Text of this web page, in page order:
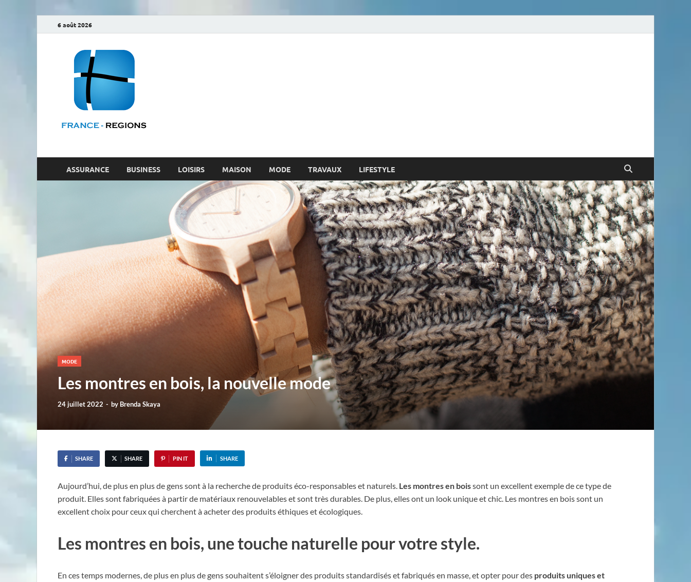
6 août 2026
ASSURANCE BUSINESS LOISIRS MAISON MODE TRAVAUX LIFESTYLE
MODE
Les montres en bois, la nouvelle mode
24 juillet 2022 - by Brenda Skaya
SHARE SHARE PIN IT SHARE
Aujourd’hui, de plus en plus de gens sont à la recherche de produits éco-responsables et naturels. Les montres en boissont un excellent exemple de ce type de
produit. Elles sont fabriquées à partir de matériaux renouvelables et sont très durables. De plus, elles ont un look unique et chic. Les montres en bois sont un
excellent choix pour ceux qui cherchent à acheter des produits éthiques et écologiques.
Les montres en bois, une touche naturelle pour votre style.
En ces temps modernes, de plus en plus de gens souhaitent s’éloigner des produits standardisés et fabriqués en masse, et opter pour des produits uniques et